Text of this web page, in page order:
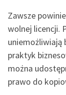
Zawsze
wolnej licencji.
uniemożliwiają
praktyk
można
prawo do